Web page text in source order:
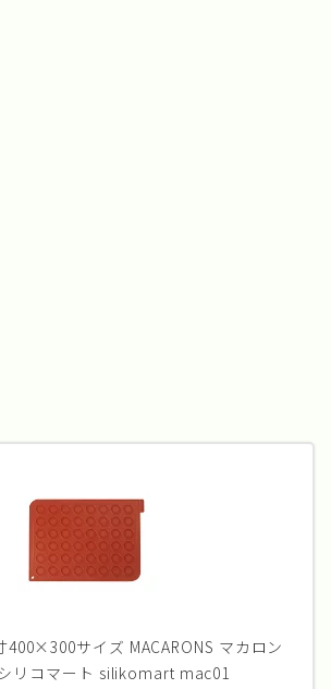
400×300サイズ MACARONS マカロン
リコマート silikomart mac01